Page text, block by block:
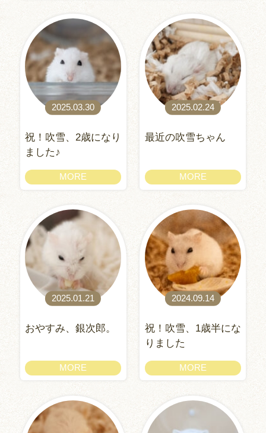
2025.03.30
祝！吹雪、2歳になり
ました♪
MORE
2025.02.24
最近の吹雪ちゃん
MORE
2025.01.21
おやすみ、銀次郎。
MORE
2024.09.14
祝！吹雪、1歳半にな
りました
MORE